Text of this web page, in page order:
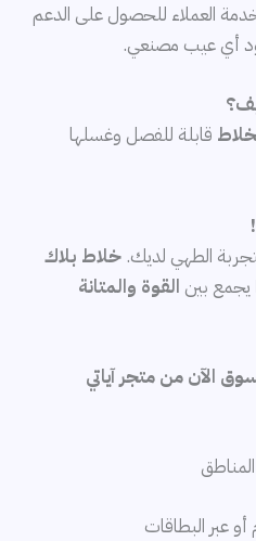
العملاء للحصول على الدعم
أي عيب مصنعي.
قابلة للفصل وغسلها
الطهي لديك.خلاط بلاك
يجمع بين القوة والمتانة
الآن من متجر آياتي
أو عبر البطاقات